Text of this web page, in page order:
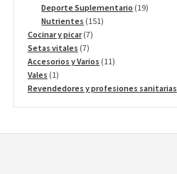
Deporte Suplementario 1919
Nutrientes 151151
Cocinar y picar 77
Setas vitales 77
productos
Accesorios y Varios 1111
Vales 11
producto
Revendedores y profesiones sanitarias